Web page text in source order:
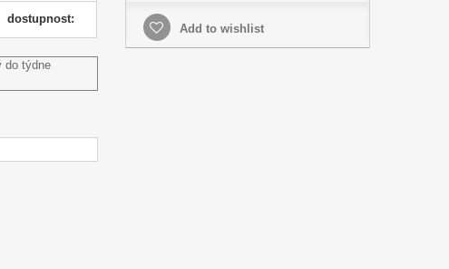
dostupnost:
do týdne
Add to wishlist